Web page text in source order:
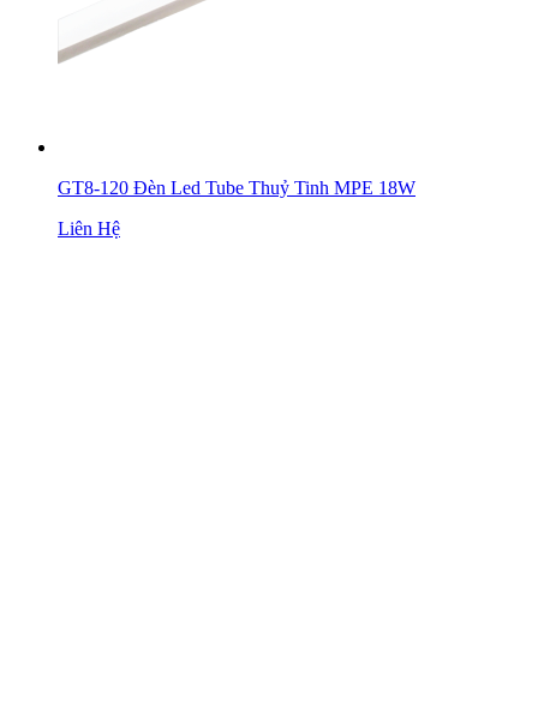
GT8-120 Đèn Led Tube Thuỷ Tinh MPE 18W
Liên Hệ